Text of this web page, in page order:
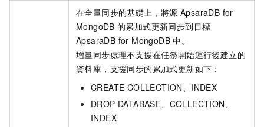
在全量同步的基礎上，將源 ApsaraDB for
MongoDB 的累加式更新同步到目標
ApsaraDB for MongoDB 中。
增量同步處理不支援在任務開始運行後建立的
資料庫，支援同步的累加式更新如下：
CREATE COLLECTION、INDEX
DROP DATABASE、COLLECTION、
INDEX